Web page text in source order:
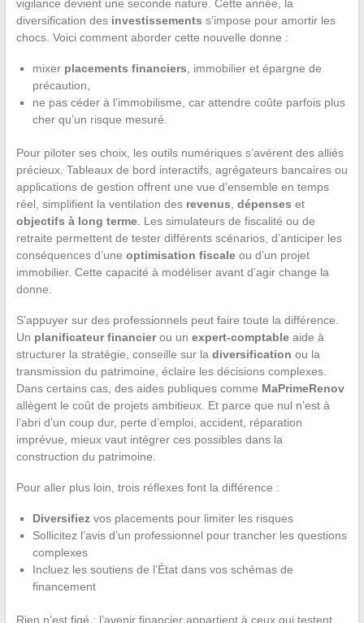
vigilance devient une seconde nature. Cette année, la
diversification des investissements s’impose pour amortir les
chocs. Voici comment aborder cette nouvelle donne :
mixer placements financiers , immobilier et épargne de
précaution,
ne pas céder à l’immobilisme, car attendre coûte parfois plus
cher qu’un risque mesuré.
Pour piloter ses choix, les outils numériques s’avèrent des alliés
précieux. Tableaux de bord interactifs, agrégateurs bancaires ou
applications de gestion offrent une vue d’ensemble en temps
réel, simplifient la ventilation des revenus dépenses et
objectifs à long terme. Les simulateurs de fiscalité ou de
retraite permettent de tester différents scénarios, d’anticiper les
conséquences d’une optimisation fiscaleou d’un projet
immobilier. Cette capacité à modéliser avant d’agir change la
donne.
S’appuyer sur des professionnels peut faire toute la différence.
Un planificateur financierou un expert-comptableaide à
structurer la stratégie, conseille sur la diversification ou la
transmission du patrimoine, éclaire les décisions complexes.
Dans certains cas, des aides publiques comme MaPrimeRenov
allègent le coût de projets ambitieux. Et parce que nul n’est à
l’abri d’un coup dur, perte d’emploi, accident, réparation
imprévue, mieux vaut intégrer ces possibles dans la
construction du patrimoine.
Pour aller plus loin, trois réflexes font la différence :
Diversifiezvos placements pour limiter les risques
Sollicitez l’avis d’un professionnel pour trancher les questions
complexes
Incluez les soutiens de l’État dans vos schémas de
financement
Rien n’est figé : l’avenir financier appartient à ceux qui testent,